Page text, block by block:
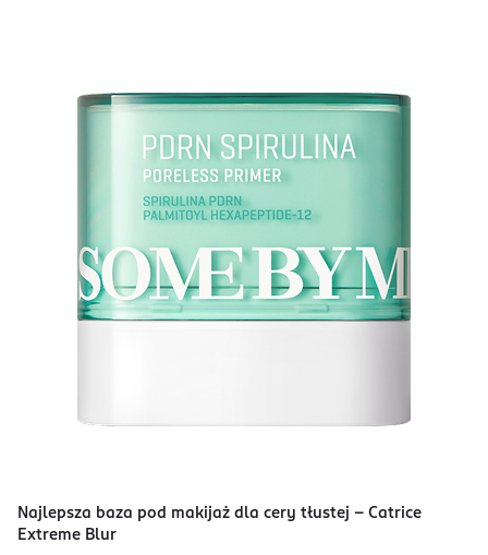
Najlepsza baza pod makijaż dla cery tłustej - Catrice
Extreme Blur